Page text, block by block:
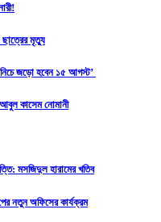
ছাত্রের মৃত্যু
জড়ো হবেন ১৫ আগস্ট’
আবুল কাসেম নোমানী
মসজিদুল হারামের খতিব
নতুন অফিসের কার্যক্রম